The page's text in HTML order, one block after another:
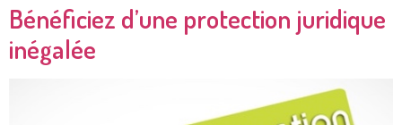
Bénéficiez d’une protection juridique
inégalée